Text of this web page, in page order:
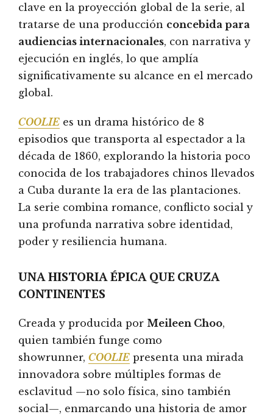
clave en la proyección global de la serie, al
tratarse de una producción concebida para
audiencias internacionales, con narrativa y
ejecución en inglés, lo que amplía
significativamente su alcance en el mercado
global.
COOLIE es un drama histórico de 8
episodios que transporta al espectador a la
década de 1860, explorando la historia poco
conocida de los trabajadores chinos llevados
a Cuba durante la era de las plantaciones.
La serie combina romance, conflicto social y
una profunda narrativa sobre identidad,
poder y resiliencia humana.
UNA HISTORIA ÉPICA QUE CRUZA
CONTINENTES
Creada y producida por Meileen Choo,
quien también funge como
showrunner, COOLIE presenta una mirada
innovadora sobre múltiples formas de
esclavitud —no solo física, sino también
social—, enmarcando una historia de amor